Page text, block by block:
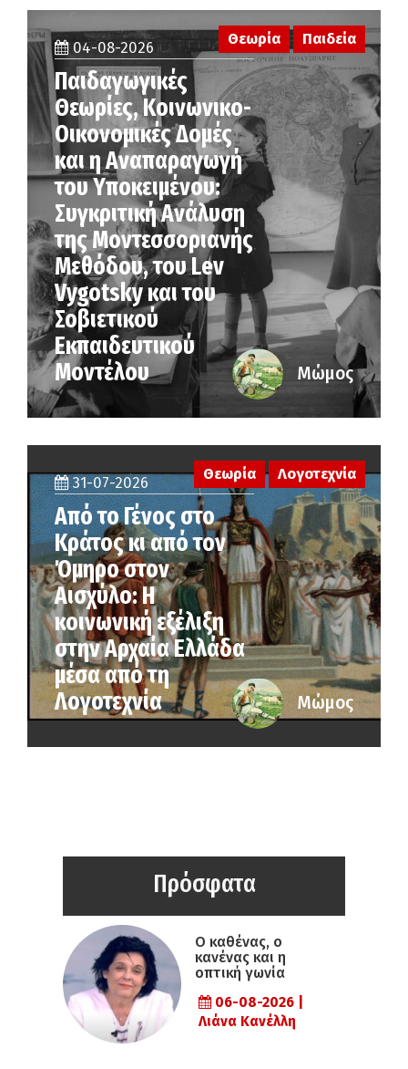
04-08-2026
Παιδαγωγικές
Θεωρίες, Κοινωνικο-
Οικονομικές Δομές
και η Αναπαραγωγή
του Υποκειμένου:
Συγκριτική Ανάλυση
της Μοντεσσοριανής
Μεθόδου, του Lev
Vygotsky και του
Σοβιετικού
Εκπαιδευτικού
Μοντέλου
Θεωρία Παιδεία
Μώμος
31-07-2026
Από το Γένος στο
Κράτος κι από τον
Όμηρο στον
Αισχύλο: Η
κοινωνική εξέλιξη
στην Αρχαία Ελλάδα
μέσα από τη
Λογοτεχνία
Θεωρία Λογοτεχνία
Μώμος
Πρόσφατα
Ο καθένας, ο
κανένας και η
οπτική γωνία
06-08-2026 |
Λιάνα Κανέλλη